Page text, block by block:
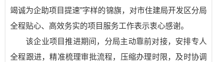
竭诚为企助项目提速”字样的锦旗，对市住建局开发区分局
全程贴心、高效务实的项目服务工作表示衷心感谢。
该企业项目推进期间，分局主动靠前对接，安排专人
全程跟进，精准梳理审批流程，压缩办理时限，及时协调